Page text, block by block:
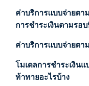
ค่าบริการแบบจ่ายตา
การชำระเงินตามรอ
ค่าบริการแบบจ่ายตา
โมเดลการชำระเงิน
ท้าทายอะไรบ้าง